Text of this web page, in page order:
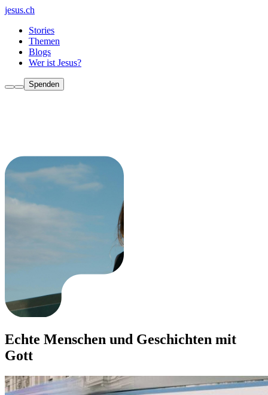
jesus.ch
Stories
Themen
Blogs
Wer ist Jesus?
Spenden
Echte Menschen und Geschichten mit
Gott